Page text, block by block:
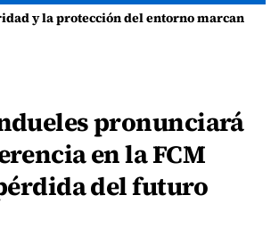
del entorno marcan la planificación de las Fiestas de La Caleta de Famara
pronunciará
en la FCM
del futuro